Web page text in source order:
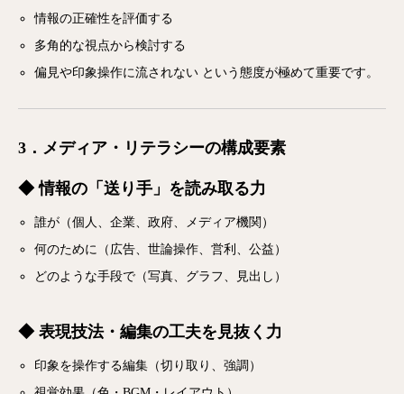
情報の正確性を評価する
多角的な視点から検討する
偏見や印象操作に流されない という態度が極めて重要です。
3．メディア・リテラシーの構成要素
◆ 情報の「送り手」を読み取る力
誰が（個人、企業、政府、メディア機関）
何のために（広告、世論操作、営利、公益）
どのような手段で（写真、グラフ、見出し）
◆ 表現技法・編集の工夫を見抜く力
印象を操作する編集（切り取り、強調）